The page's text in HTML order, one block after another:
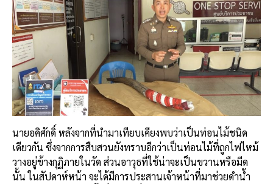
นายอคิศักดิ์ หลังจากที่นำมาเทียบเคียงพบว่าเป็นท่อนไม้ชนิด
เดียวกัน ซึ่งจากการสืบสวนยังทราบอีกว่าเป็นท่อนไม้ที่ถูกไฟไหม้
วางอยู่ข้างกุฏิภายในวัด ส่วนอาวุธที่ใช้น่าจะเป็นขวานหรือมีด
นั้น ในสัปดาห์หน้า จะได้มีการประสานเจ้าหน้าที่มาช่วยดำน้ำ